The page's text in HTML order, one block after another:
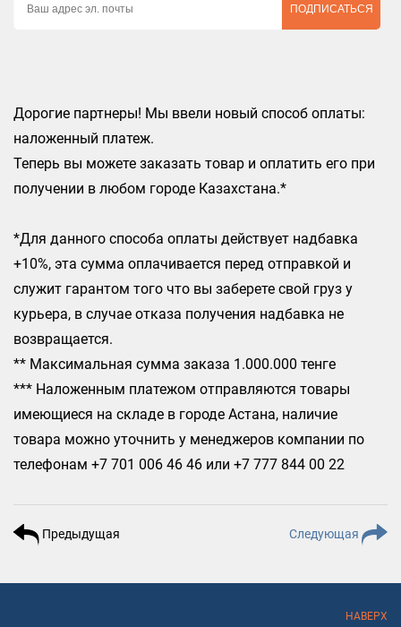
ПОДПИСАТЬСЯ
Дорогие партнеры! Мы ввели новый способ оплаты:
наложенный платеж.
Теперь вы можете заказать товар и оплатить его при
получении в любом городе Казахстана.*
*Для данного способа оплаты действует надбавка
+10%, эта сумма оплачивается перед отправкой и
служит гарантом того что вы заберете свой груз у
курьера, в случае отказа получения надбавка не
возвращается.
** Максимальная сумма заказа 1.000.000 тенге
*** Наложенным платежом отправляются товары
имеющиеся на складе в городе Астана, наличие
товара можно уточнить у менеджеров компании по
телефонам +7 701 006 46 46 или +7 777 844 00 22
Предыдущая Следующая
НАВЕРХ